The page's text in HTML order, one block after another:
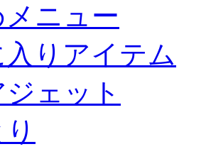
ニュー
りアイテム
ェット